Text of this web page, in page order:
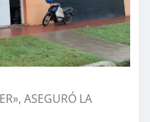
ASEGURÓ LA